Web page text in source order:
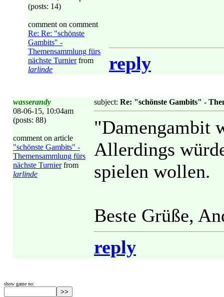
(posts: 14)
comment on comment
Re: Re: "schönste
Gambits" -
Themensammlung fürs
nächste Turnierfrom
larlinde
reply
wasserandy
08-06-15, 10:04am
(posts: 88)
comment on article
"schönste Gambits" -
Themensammlung fürs
nächste Turnierfrom
larlinde
subject: Re: "schönste Gambits" -
"Damengambit
Allerdings
spielen wollen.
Beste Grüße,
reply
show game no: